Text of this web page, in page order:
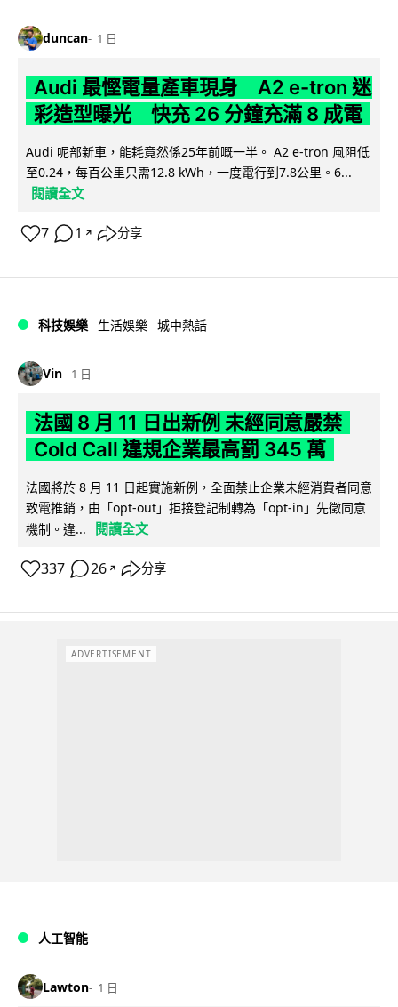
duncan 1 日
Audi 最慳電量產車現身 A2 e-tron 迷
彩造型曝光 快充 26 分鐘充滿 8 成電
Audi 呢部新車，能耗竟然係25年前嘅一半。 A2 e-tron 風阻低
至0.24，每百公里只需12.8 kWh，一度電行到7.8公里。6...
閱讀全文
7 1 ↗ 分享
科技娛樂 生活娛樂 城中熱話
Vin 1 日
法國 8 月 11 日出新例 未經同意嚴禁
Cold Call 違規企業最高罰 345 萬
法國將於 8 月 11 日起實施新例，全面禁止企業未經消費者同意
致電推銷，由「opt-out」拒接登記制轉為「opt-in」先徵同意
機制。違...
閱讀全文
337 26 ↗ 分享
ADVERTISEMENT
人工智能
Lawton 1 日